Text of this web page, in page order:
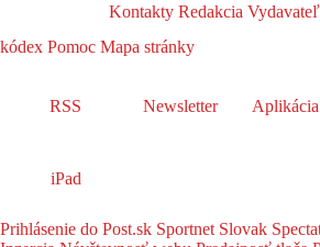
Kontakty Redakcia Vydavateľ
kódex Pomoc Mapa stránky
RSS Newsletter Aplikácia
iPad
Prihlásenie do Post.sk Sportnet Slovak